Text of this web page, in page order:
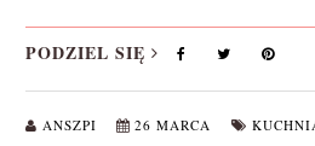
PODZIEL SIĘ
ANSZPI 26 MARCA